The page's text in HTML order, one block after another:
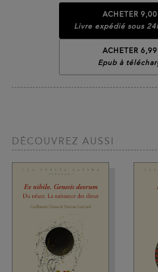
ACHETER
Livre expédié sous
ACHETER
Epub à
DÉCOUVREZ AUSSI